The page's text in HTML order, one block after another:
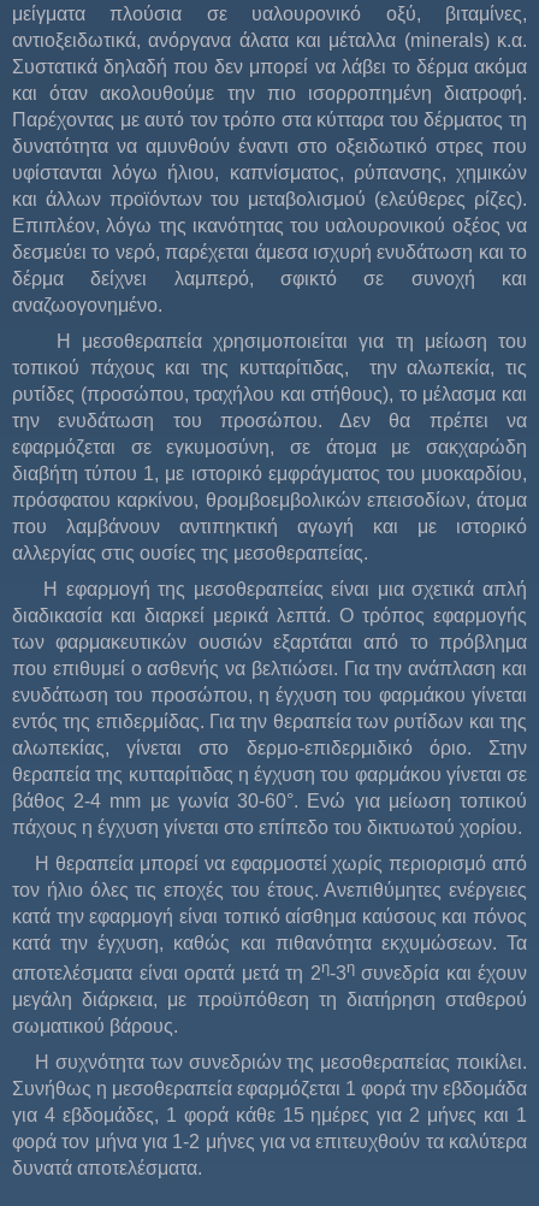
μείγματα πλούσια σε υαλουρονικό οξύ, βιταμίνες,
αντιοξειδωτικά, ανόργανα άλατα και μέταλλα (minerals) κ.α.
Συστατικά δηλαδή που δεν μπορεί να λάβει το δέρμα ακόμα
και όταν ακολουθούμε την πιο ισορροπημένη διατροφή.
Παρέχοντας με αυτό τον τρόπο στα κύτταρα του δέρματος τη
δυνατότητα να αμυνθούν έναντι στο οξειδωτικό στρες που
υφίστανται λόγω ήλιου, καπνίσματος, ρύπανσης, χημικών
και άλλων προϊόντων του μεταβολισμού (ελεύθερες ρίζες).
Επιπλέον, λόγω της ικανότητας του υαλουρονικού οξέος να
δεσμεύει το νερό, παρέχεται άμεσα ισχυρή ενυδάτωση και το
δέρμα δείχνει λαμπερό, σφικτό σε συνοχή και
αναζωογονημένο.
Η μεσοθεραπεία χρησιμοποιείται για τη μείωση του
τοπικού πάχους και της κυτταρίτιδας, την αλωπεκία, τις
ρυτίδες (προσώπου, τραχήλου και στήθους), το μέλασμα και
την ενυδάτωση του προσώπου. Δεν θα πρέπει να
εφαρμόζεται σε εγκυμοσύνη, σε άτομα με σακχαρώδη
διαβήτη τύπου 1, με ιστορικό εμφράγματος του μυοκαρδίου,
πρόσφατου καρκίνου, θρομβοεμβολικών επεισοδίων, άτομα
που λαμβάνουν αντιπηκτική αγωγή και με ιστορικό
αλλεργίας στις ουσίες της μεσοθεραπείας.
Η εφαρμογή της μεσοθεραπείας είναι μια σχετικά απλή
διαδικασία και διαρκεί μερικά λεπτά. Ο τρόπος εφαρμογής
των φαρμακευτικών ουσιών εξαρτάται από το πρόβλημα
που επιθυμεί ο ασθενής να βελτιώσει. Για την ανάπλαση και
ενυδάτωση του προσώπου, η έγχυση του φαρμάκου γίνεται
εντός της επιδερμίδας. Για την θεραπεία των ρυτίδων και της
αλωπεκίας, γίνεται στο δερμο-επιδερμιδικό όριο. Στην
θεραπεία της κυτταρίτιδας η έγχυση του φαρμάκου γίνεται σε
βάθος 2-4 mm με γωνία 30-60°. Ενώ για μείωση τοπικού
πάχους η έγχυση γίνεται στο επίπεδο του δικτυωτού χορίου.
Η θεραπεία μπορεί να εφαρμοστεί χωρίς περιορισμό από
τον ήλιο όλες τις εποχές του έτους. Ανεπιθύμητες ενέργειες
κατά την εφαρμογή είναι τοπικό αίσθημα καύσους και πόνος
κατά την έγχυση, καθώς και πιθανότητα εκχυμώσεων. Τα
αποτελέσματα είναι ορατά μετά τη 2η-3ησυνεδρία και έχουν
μεγάλη διάρκεια, με προϋπόθεση τη διατήρηση σταθερού
σωματικού βάρους.
Η συχνότητα των συνεδριών της μεσοθεραπείας ποικίλει.
Συνήθως η μεσοθεραπεία εφαρμόζεται 1 φορά την εβδομάδα
για 4 εβδομάδες, 1 φορά κάθε 15 ημέρες για 2 μήνες και 1
φορά τον μήνα για 1-2 μήνες για να επιτευχθούν τα καλύτερα
δυνατά αποτελέσματα.